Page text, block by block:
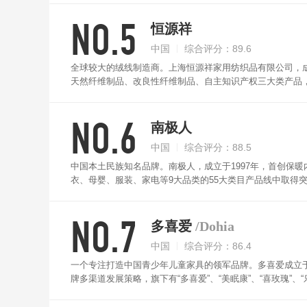
NO.5 恒源祥
中国 综合评分：89.6
全球较大的绒线制造商。上海恒源祥家用纺织品有限公司
天然纤维制品、改良性纤维制品、自主知识产权三大类产
NO.6 南极人
中国 综合评分：88.5
中国本土民族知名品牌。南极人，成立于1997年，首创保
衣、母婴、服装、家电等9大品类的55大类目产品线中取得
NO.7 多喜爱 /Dohia
中国 综合评分：86.4
一个专注打造中国青少年儿童家具的领军品牌。多喜爱成
牌多渠道发展策略，旗下有“多喜爱”、“美眠康”、“喜玫瑰”